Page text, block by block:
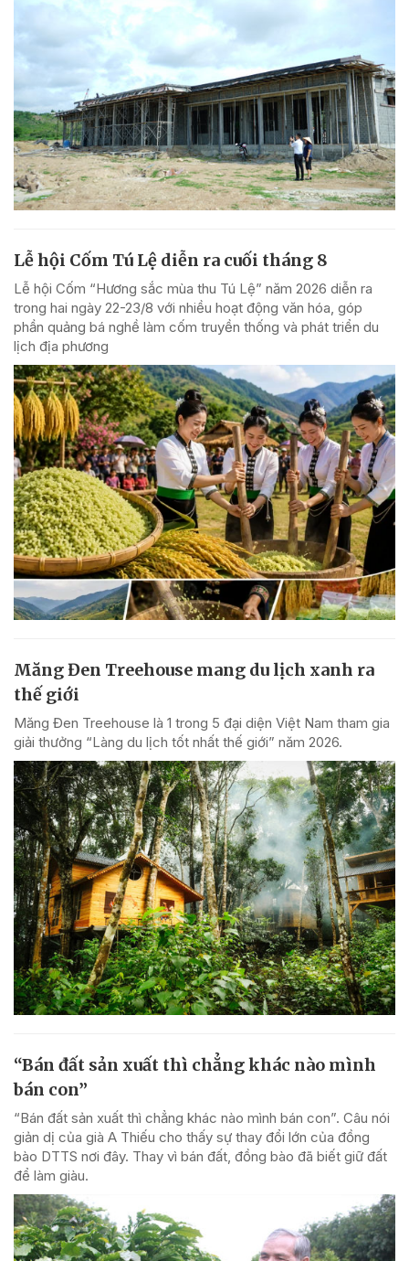
Lễ hội Cốm Tú Lệ diễn ra cuối tháng 8
Lễ hội Cốm “Hương sắc mùa thu Tú Lệ” năm 2026 diễn ra
trong hai ngày 22-23/8 với nhiều hoạt động văn hóa, góp
phần quảng bá nghề làm cốm truyền thống và phát triển du
lịch địa phương
Măng Đen Treehouse mang du lịch xanh ra
thế giới
Măng Đen Treehouse là 1 trong 5 đại diện Việt Nam tham gia
giải thưởng “Làng du lịch tốt nhất thế giới” năm 2026.
“Bán đất sản xuất thì chẳng khác nào mình
bán con”
“Bán đất sản xuất thì chẳng khác nào mình bán con”. Câu nói
giản dị của già A Thiếu cho thấy sự thay đổi lớn của đồng
bào DTTS nơi đây. Thay vì bán đất, đồng bào đã biết giữ đất
để làm giàu.